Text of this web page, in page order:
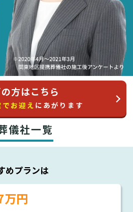
方はこちら
お迎え にあがります
儀社一覧
めプランは
万円